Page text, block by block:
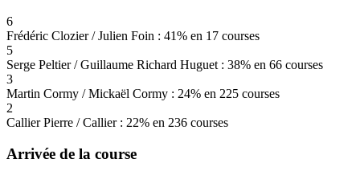
6
Frédéric Clozier / Julien Foin : 41% en 17 courses
5
Serge Peltier / Guillaume Richard Huguet : 38% en 66 courses
3
Martin Cormy / Mickaël Cormy : 24% en 225 courses
2
Callier Pierre / Callier : 22% en 236 courses
Arrivée de la course